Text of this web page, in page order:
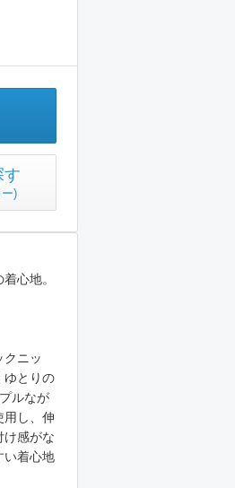
す
)
心地。
クニッ
ゆとりの
ルなが
用し、伸
け感がな
い着心地